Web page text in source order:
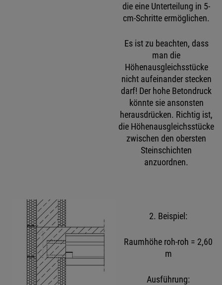
die eine Unterteilung in 5-
cm-Schritte ermöglichen.
Es ist zu beachten, dass
man die
Höhenausgleichsstücke
nicht aufeinander stecken
darf! Der hohe Betondruck
könnte sie ansonsten
herausdrücken. Richtig ist,
die Höhenausgleichsstücke
zwischen den obersten
Steinschichten
anzuordnen.
2. Beispiel:
Raumhöhe roh-roh = 2,60
m
Ausführung: